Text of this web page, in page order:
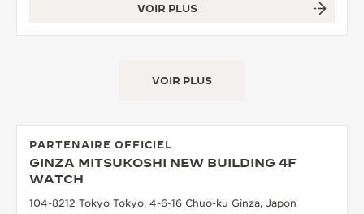
VOIR PLUS
VOIR PLUS
PARTENAIRE OFFICIEL
GINZA MITSUKOSHI NEW BUILDING 4F
WATCH
104-8212 Tokyo Tokyo, 4-6-16 Chuo-ku Ginza, Japon